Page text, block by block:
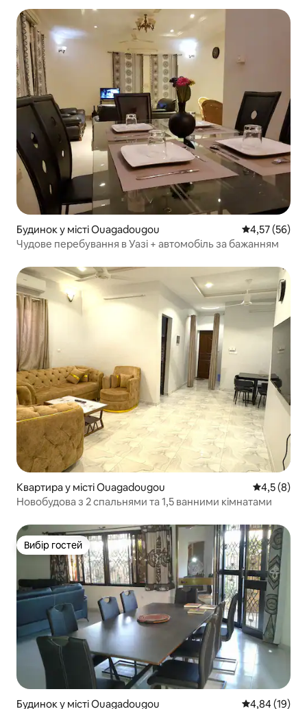
Будинок у місті Ouagadougou Середня
4,57 (56)
Чудове перебування в Уазі + автомобіль за бажанням
Квартира у місті Ouagadougou Середня
4,5 (8)
Новобудова з 2 спальнями та 1,5 ванними кімнатами
Вибір гостей
Вибір гостей
Будинок у місті Ouagadougou Середня
4,84 (19)